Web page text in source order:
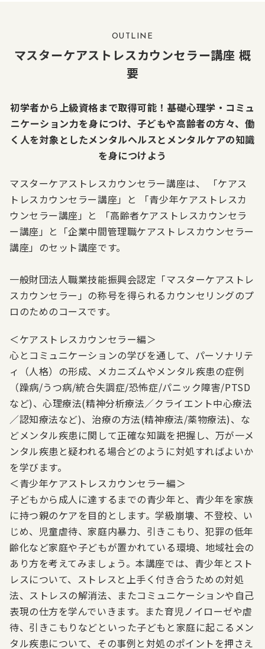
OUTLINE
マスターケアストレスカウンセラー講座 概
要
初学者から上級資格まで取得可能！基礎心理学・コミュ
ニケーション力を身につけ、子どもや高齢者の方々、働
く人を対象としたメンタルヘルスとメンタルケアの知識
を身につけよう
マスターケアストレスカウンセラー講座は、 「ケアス
トレスカウンセラー講座」と 「青少年ケアストレスカ
ウンセラー講座」と 「高齢者ケアストレスカウンセラ
ー講座」と「企業中間管理職ケアストレスカウンセラー
講座」のセット講座です。
一般財団法人職業技能振興会認定「マスターケアストレ
スカウンセラー」の称号を得られるカウンセリングのプ
ロのためのコースです。
＜ケアストレスカウンセラー編＞
心とコミュニケーションの学びを通して、パーソナリテ
ィ（人格）の形成、メカニズムやメンタル疾患の症例
（躁病/うつ病/統合失調症/恐怖症/パニック障害/PTSD
など)、心理療法(精神分析療法／クライエント中心療法
／認知療法など)、治療の方法(精神療法/薬物療法)、な
どメンタル疾患に関して正確な知識を把握し、万が一メ
ンタル疾患と疑われる場合どのように対処すればよいか
を学びます。
＜青少年ケアストレスカウンセラー編＞
子どもから成人に達するまでの青少年と、青少年を家族
に持つ親のケアを目的とします。学級崩壊、不登校、い
じめ、児童虐待、家庭内暴力、引きこもり、犯罪の低年
齢化など家庭や子どもが置かれている環境、地域社会の
あり方を考えてみましょう。本講座では、青少年とスト
レスについて、ストレスと上手く付き合うための対処
法、ストレスの解消法、またコミュニケーションや自己
表現の仕方を学んでいきます。また育児ノイローゼや虐
待、引きこもりなどといった子どもと家庭に起こるメン
タル疾患について、その事例と対処のポイントを押さえ